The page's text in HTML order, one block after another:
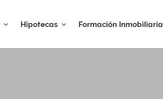
Hipotecas Formación Inmobiliaria